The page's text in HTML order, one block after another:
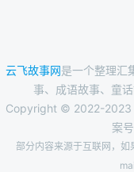
云飞故事网是一个整理汇
事、成语故事、童
Copyright © 2022-2023
案
部分内容来源于互联网，